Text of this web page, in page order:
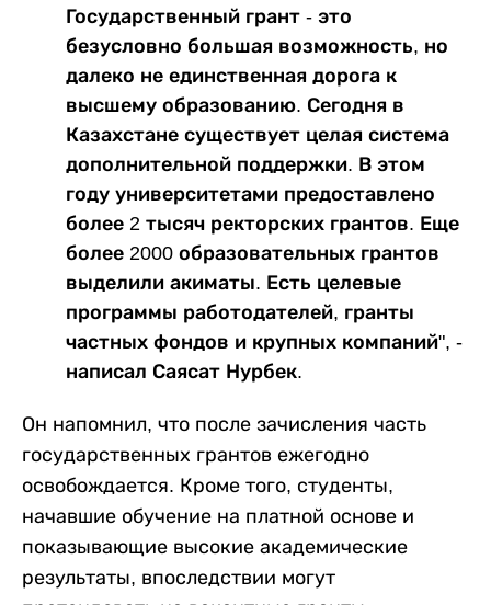
Государственный грант - это
безусловно большая возможность, но
далеко не единственная дорога к
высшему образованию. Сегодня в
Казахстане существует целая система
дополнительной поддержки. В этом
году университетами предоставлено
более 2 тысяч ректорских грантов. Еще
более 2000 образовательных грантов
выделили акиматы. Есть целевые
программы работодателей, гранты
частных фондов и крупных компаний", -
написал Саясат Нурбек.
Он напомнил, что после зачисления часть
государственных грантов ежегодно
освобождается. Кроме того, студенты,
начавшие обучение на платной основе и
показывающие высокие академические
результаты, впоследствии могут